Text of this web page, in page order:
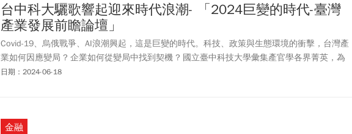
台中科大驪歌響起迎來時代浪潮- 「2024巨變的時代-臺灣
產業發展前瞻論壇」
Covid-19、烏俄戰爭、AI浪潮興起，這是巨變的時代。科技、政策與生態環境的衝擊，台灣產
業如何因應變局 ? 企業如何從變局中找到契機 ? 國立臺中科技大學彙集產官學各界菁英，為
台灣的下一步，找答案。
日期：2024-06-18
金融